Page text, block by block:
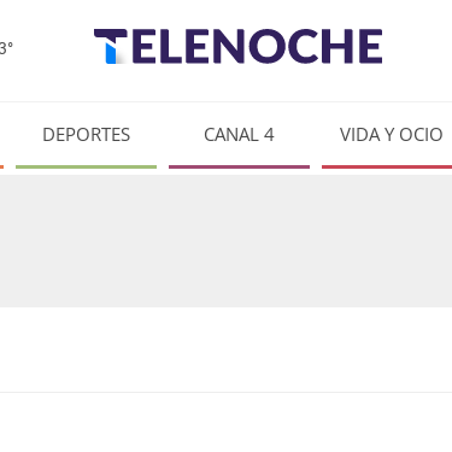
DEPORTES CANAL 4 VIDA Y OCIO